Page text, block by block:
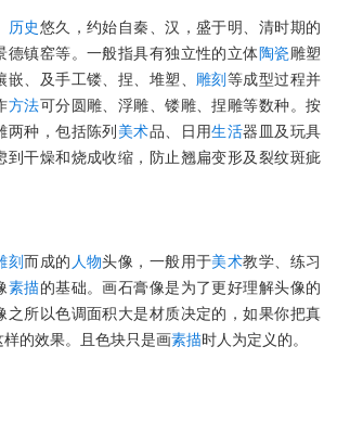
历史悠久，约始自秦、汉，盛于明、清时期的
德镇窑等。一般指具有独立性的立体陶瓷雕塑
、及手工镂、捏、堆塑、 雕刻 等成型过程并
方法可分圆雕、浮雕、镂雕、捏雕等数种。按
两种，包括陈列 美术品、日用生活器皿及玩具
到干燥和烧成收缩，防止翘扁变形及裂纹斑疵
刻而成的 人物头像，一般用于美术教学、练习
素描的基础。画石膏像是为了更好理解头像的
之所以色调面积大是材质决定的，如果你把真
样的效果。且色块只是画素描时人为定义的。